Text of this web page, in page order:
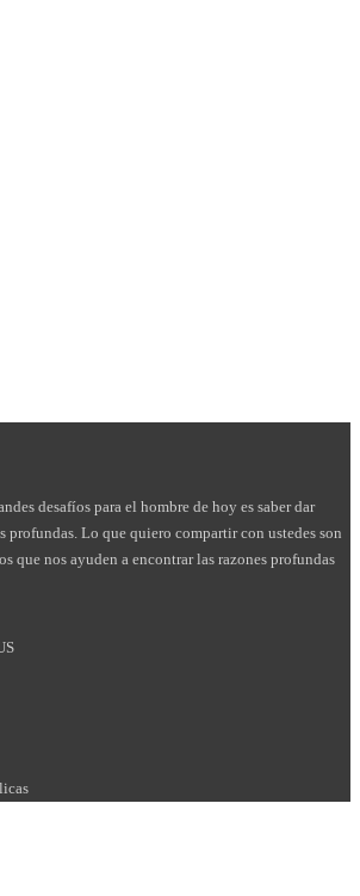
desafíos para el hombre de hoy es saber dar
profundas. Lo que quiero compartir con ustedes son
que nos ayuden a encontrar las razones profundas